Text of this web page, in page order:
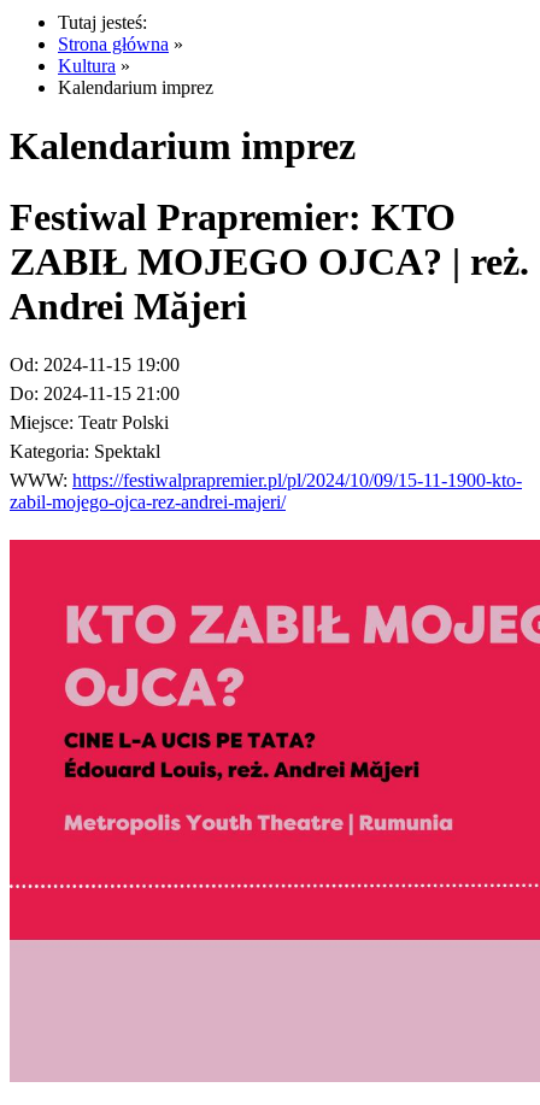
Tutaj jesteś:
Strona główna »
Kultura »
Kalendarium imprez
Kalendarium imprez
Festiwal Prapremier: KTO
ZABIŁ MOJEGO OJCA? | reż.
Andrei Măjeri
Od: 2024-11-15 19:00
Do: 2024-11-15 21:00
Miejsce: Teatr Polski
Kategoria: Spektakl
WWW: https://festiwalprapremier.pl/pl/2024/10/09/15-11-1900-kto-
zabil-mojego-ojca-rez-andrei-majeri/